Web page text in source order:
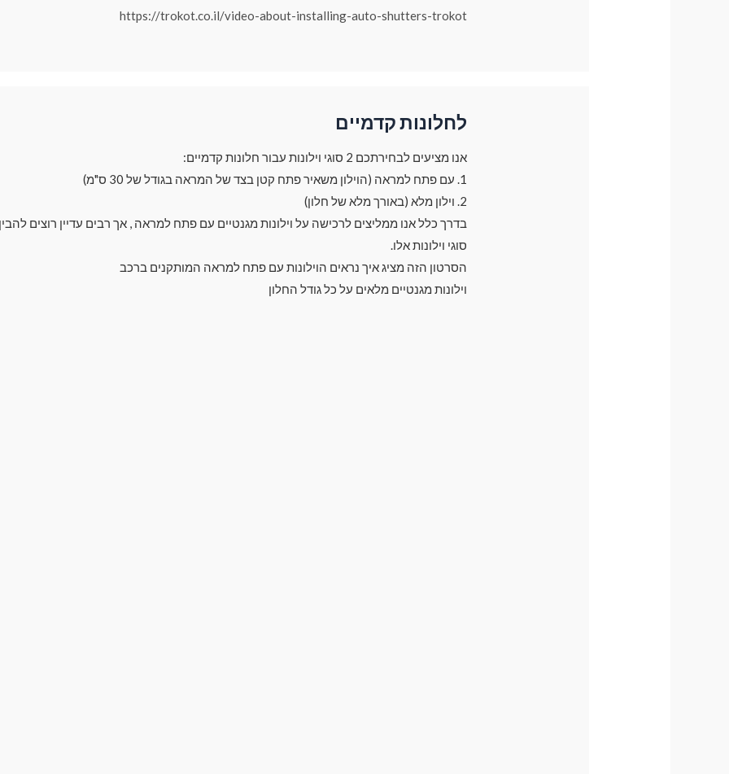
https://trokot.co.il/video-about-installing-auto-shutters-trokot
לחלונות קדמיים
אנו מציעים לבחירתכם 2 סוגי וילונות עבור חלונות קדמיים:
1. עם פתח למראה (הוילון משאיר פתח קטן בצד של המראה בגודל של 30 ס"מ)
2. וילון מלא (באורך מלא של חלון)
סוגי וילונות אלו.
הסרטון הזה מציג איך נראים הוילונות עם פתח למראה המותקנים ברכב
וילונות מגנטיים מלאים על כל גודל החלון